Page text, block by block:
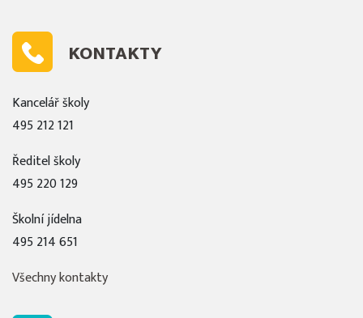
KONTAKTY
Kancelář školy
495 212 121
Ředitel školy
495 220 129
Školní jídelna
495 214 651
Všechny kontakty